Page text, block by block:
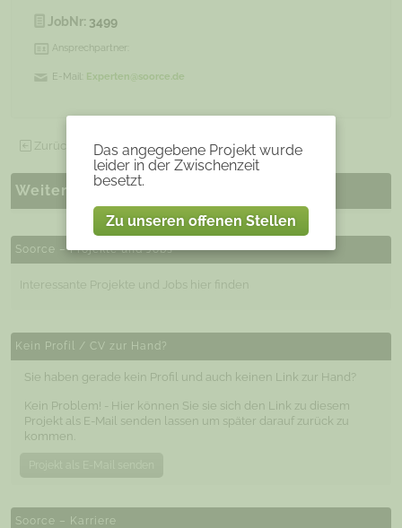
Das angegebene Projekt wurde
leider in der Zwischenzeit
besetzt.
Zu unseren offenen Stellen
JobNr: 3499
Ansprechpartner:
E-Mail: Experten@soorce.de
Zurück zu allen offenen Projekten
Weitere ähnliche Projekte
Soorce – Projekte und Jobs
Interessante Projekte und Jobs hier finden
Kein Profil / CV zur Hand?
Sie haben gerade kein Profil und auch keinen Link zur Hand?
Kein Problem! - Hier können Sie sie sich den Link zu diesem
Projekt als E-Mail senden lassen um später darauf zurück zu
kommen.
Soorce – Karriere